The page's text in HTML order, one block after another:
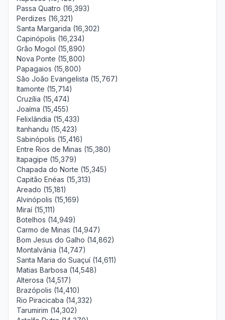
Passa Quatro (16,393)
Perdizes (16,321)
Santa Margarida (16,302)
Capinópolis (16,234)
Grão Mogol (15,890)
Nova Ponte (15,800)
Papagaios (15,800)
São João Evangelista (15,767)
Itamonte (15,714)
Cruzília (15,474)
Joaíma (15,455)
Felixlândia (15,433)
Itanhandu (15,423)
Sabinópolis (15,416)
Entre Rios de Minas (15,380)
Itapagipe (15,379)
Chapada do Norte (15,345)
Capitão Enéas (15,313)
Areado (15,181)
Alvinópolis (15,169)
Miraí (15,111)
Botelhos (14,949)
Carmo de Minas (14,947)
Bom Jesus do Galho (14,862)
Montalvânia (14,747)
Santa Maria do Suaçuí (14,611)
Matias Barbosa (14,548)
Alterosa (14,517)
Brazópolis (14,410)
Rio Piracicaba (14,332)
Tarumirim (14,302)